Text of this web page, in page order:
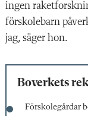
ingen
förskolebarn
jag, säger hon.
Boverkets
Förskolegårdar